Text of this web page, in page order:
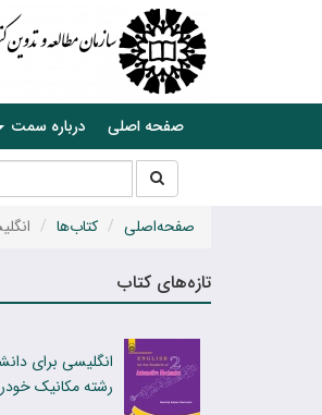
صفحه اصلی درباره سمت
جستجو
در
سایتصفحه‌اصلی کتاب‌ها
تازه‌های کتاب
انگلیسی برای
رشته مکانیک